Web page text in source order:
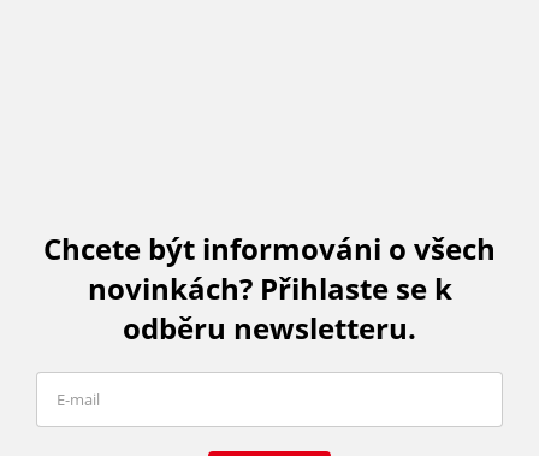
Chcete být informováni o všech
novinkách? Přihlaste se k
odběru newsletteru.